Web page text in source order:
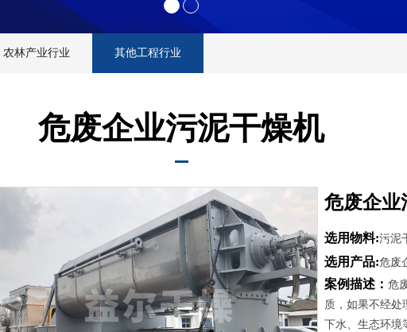
农林产业行业 其他工程行业
危废企业污泥干燥机
危废企业
选用物料:污泥
选用产品:危废
案例描述： 危
质，如果不经处
下水、生态环境